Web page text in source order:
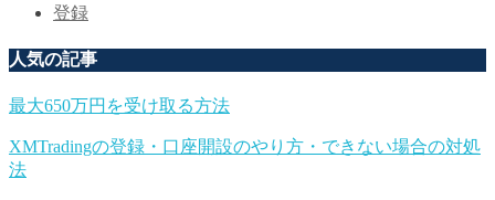
登録
人気の記事
最大650万円を受け取る方法
XMTradingの登録・口座開設のやり方・できない場合の対処
法